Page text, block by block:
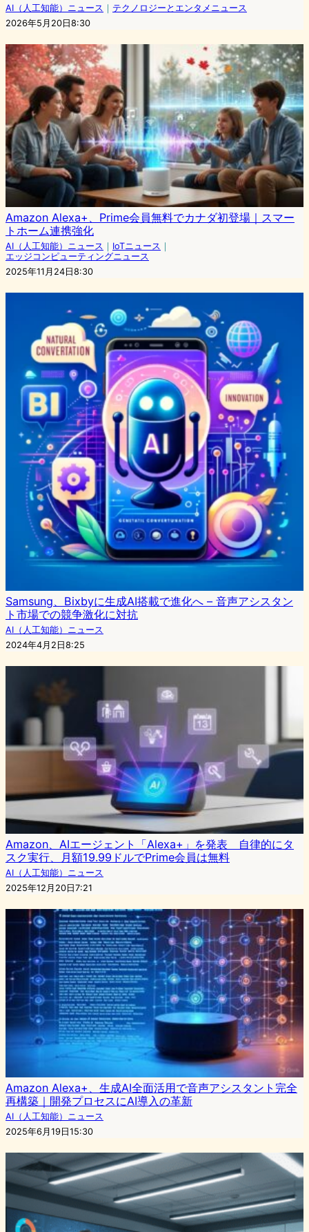
AI（人工知能）ニュース ｜ テクノロジーとエンタメニュース
2026年5月20日8:30
Amazon Alexa+、Prime会員無料でカナダ初登場｜スマー
トホーム連携強化
AI（人工知能）ニュース ｜ IoTニュース ｜
エッジコンピューティングニュース
2025年11月24日8:30
Samsung、Bixbyに生成AI搭載で進化へ – 音声アシスタン
ト市場での競争激化に対抗
AI（人工知能）ニュース
2024年4月2日8:25
Amazon、AIエージェント「Alexa+」を発表 自律的にタ
スク実行、月額19.99ドルでPrime会員は無料
AI（人工知能）ニュース
2025年12月20日7:21
Amazon Alexa+、生成AI全面活用で音声アシスタント完全
再構築｜開発プロセスにAI導入の革新
AI（人工知能）ニュース
2025年6月19日15:30